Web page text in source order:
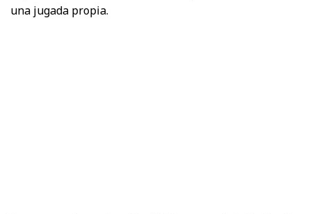
una jugada propia.